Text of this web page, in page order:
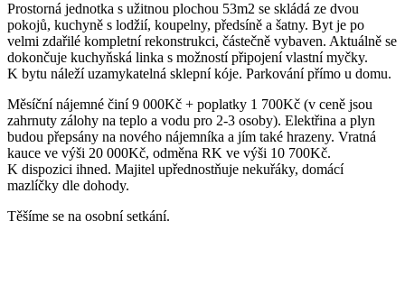
Prostorná jednotka s užitnou plochou 53m2 se skládá ze dvou
pokojů, kuchyně s lodžií, koupelny, předsíně a šatny. Byt je po
velmi zdařilé kompletní rekonstrukci, částečně vybaven. Aktuálně se
dokončuje kuchyňská linka s možností připojení vlastní myčky.
K bytu náleží uzamykatelná sklepní kóje. Parkování přímo u domu.
Měsíční nájemné činí 9 000Kč + poplatky 1 700Kč (v ceně jsou
zahrnuty zálohy na teplo a vodu pro 2-3 osoby). Elektřina a plyn
budou přepsány na nového nájemníka a jím také hrazeny. Vratná
kauce ve výši 20 000Kč, odměna RK ve výši 10 700Kč.
K dispozici ihned. Majitel upřednostňuje nekuřáky, domácí
mazlíčky dle dohody.
Těšíme se na osobní setkání.